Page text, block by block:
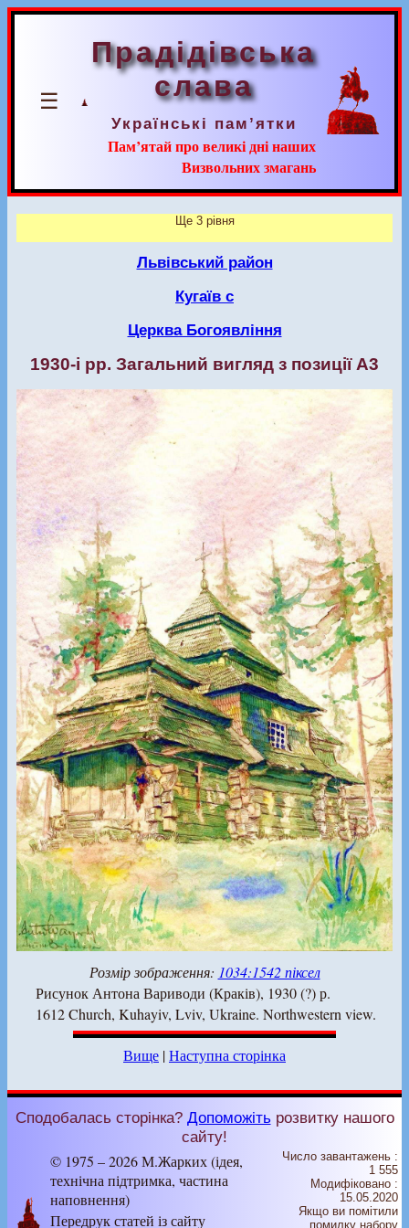
☰
Прадідівська
слава
Українські пам’ятки
Пам’ятай про великі дні наших
Визвольних змагань
Ще 3 рівня
Львівський район
Кугаїв с
Церква Богоявління
1930-і рр. Загальний вигляд з позиції А3
Розмір зображення: 1034:1542 піксел
Рисунок Антона Вариводи (Краків), 1930 (?) р.
1612 Church, Kuhayiv, Lviv, Ukraine. Northwestern view.
Вище |Наступна сторінка
Сподобалась сторінка? Допоможітьрозвитку нашого
сайту!
© 1975 – 2026 М.Жарких (ідея,
технічна підтримка, частина
наповнення)
Передрук статей із сайту
Число завантажень :
1 555
Модифіковано :
15.05.2020
Якщо ви помітили
помилку набору